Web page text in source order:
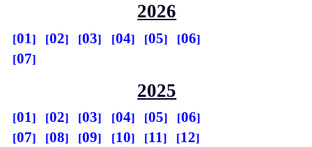
2026
01 02 03 04 05
06
07
2025
01 02 03 04 05
06
07
08 09 10 11 12